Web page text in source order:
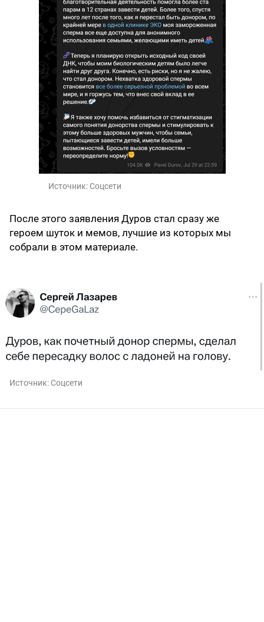
Источник: Соцсети
После этого заявления Дуров стал сразу же
героем шуток и мемов, лучшие из которых мы
собрали в этом материале.
Источник: Соцсети